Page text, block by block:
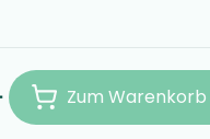
Zum